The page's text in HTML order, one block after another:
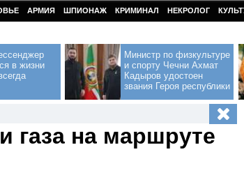
АРМИЯ ШПИОНАЖ КРИМИНАЛ НЕКРОЛОГ
в жизни
Министр по физкультуре
и спорту Чечни Ахмат
Кадыров удостоен
звания Героя республики
газа на маршруте